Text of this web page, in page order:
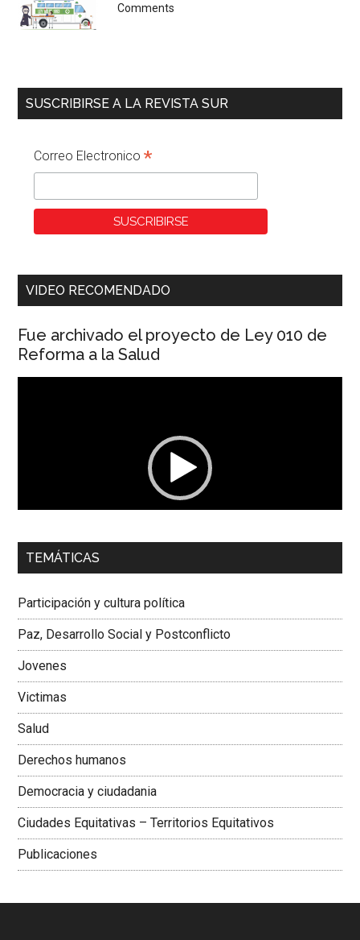
Comments
SUSCRIBIRSE A LA REVISTA SUR
Correo Electronico*
VIDEO RECOMENDADO
Fue archivado el proyecto de Ley 010 de
Reforma a la Salud
00:00 01:04
Dra. Carolina Corcho Mejía,Presidenta Corporación
Colombiana
TEMÁTICAS
Participación y cultura política
Paz, Desarrollo Social y Postconflicto
Jovenes
Victimas
Salud
Derechos humanos
Democracia y ciudadania
Ciudades Equitativas – Territorios Equitativos
Publicaciones